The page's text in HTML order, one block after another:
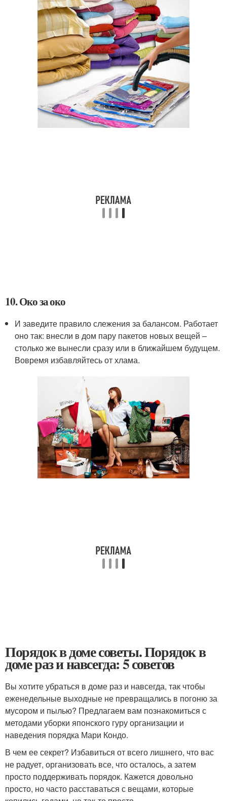
10. Око за око
И заведите правило слежения за балансом. Работает
оно так: внесли в дом пару пакетов новых вещей –
столько же вынесли сразу или в ближайшем будущем.
Вовремя избавляйтесь от хлама.
Порядок в доме советы. Порядок в
доме раз и навсегда: 5 советов
Вы хотите убраться в доме раз и навсегда, так чтобы
еженедельные выходные не превращались в погоню за
мусором и пылью? Предлагаем вам познакомиться с
методами уборки японского гуру организации и
наведения порядка Мари Кондо.
В чем ее секрет? Избавиться от всего лишнего, что вас
не радует, организовать все, что осталось, а затем
просто поддерживать порядок. Кажется довольно
просто, но часто расставаться с вещами, которые